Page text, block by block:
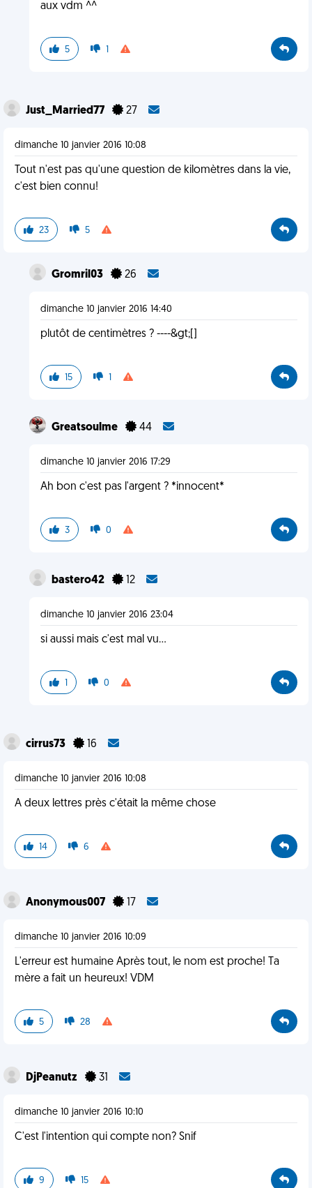
aux vdm ^^
5 1
Just_Married77 27
dimanche 10 janvier 2016 10:08
Tout n'est pas qu'une question de kilomètres dans la vie,
c'est bien connu!
23 5
Gromril03 26
dimanche 10 janvier 2016 14:40
plutôt de centimètres ? ----&gt;[]
15 1
Greatsoulme 44
dimanche 10 janvier 2016 17:29
Ah bon c'est pas l'argent ? *innocent*
3 0
bastero42 12
dimanche 10 janvier 2016 23:04
si aussi mais c'est mal vu...
1 0
cirrus73 16
dimanche 10 janvier 2016 10:08
A deux lettres près c'était la même chose
14 6
Anonymous007 17
dimanche 10 janvier 2016 10:09
L'erreur est humaine Après tout, le nom est proche! Ta
mère a fait un heureux! VDM
5 28
DjPeanutz 31
dimanche 10 janvier 2016 10:10
C'est l'intention qui compte non? Snif
9 15